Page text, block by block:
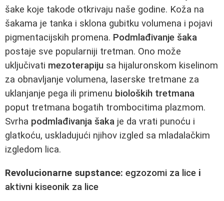
šake koje takode otkrivaju naše godine. Koža na
šakama je tanka i sklona gubitku volumena i pojavi
pigmentacijskih promena. Podmlađivanje šaka
postaje sve popularniji tretman. Ono može
uključivati mezoterapiju sa hijaluronskom kiselinom
za obnavljanje volumena, laserske tretmane za
uklanjanje pega ili primenu bioloških tretmana
poput tretmana bogatih trombocitima plazmom.
Svrha podmlađivanja šaka je da vrati punoću i
glatkoću, uskladujući njihov izgled sa mladalačkim
izgledom lica.
Revolucionarne supstance: egzozomi za lice i
aktivni kiseonik za lice